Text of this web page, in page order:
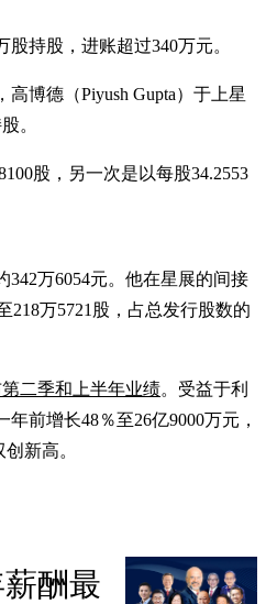
持股，进账超过340万元。
博德（Piyush Gupta）于上星
。
股，另一次是以每股34.2553
万6054元。他在星展的间接
218万5721股，占总发行股数的
二季和上半年业绩。受益于利
前增长48％至26亿9000万元，
新高。
酬最